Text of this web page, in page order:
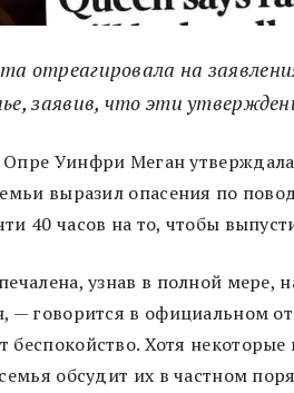
отреагировала на
заявив, что эти
Уинфри Меган
выразил опасения по
40 часов на то, чтобы
узнав в полной
— говорится в официальном
беспокойство. Хотя
обсудит их в частном